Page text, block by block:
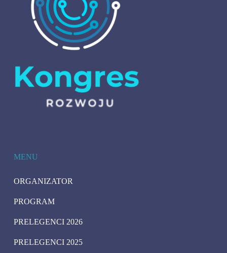
MENU
ORGANIZATOR
PROGRAM
PRELEGENCI 2026
PRELEGENCI 2025